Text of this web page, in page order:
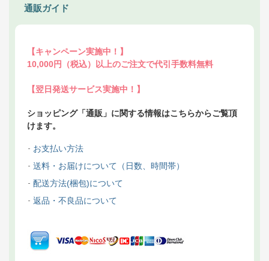
通販ガイド
【キャンペーン実施中！】
10,000円（税込）以上のご注文で代引手数料無料
【翌日発送サービス実施中！】
ショッピング「通販」に関する情報はこちらからご覧頂
けます。
お支払い方法
送料・お届けについて（日数、時間帯）
配送方法(梱包)について
返品・不良品について